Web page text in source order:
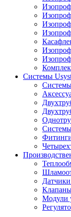
Системы
Модули